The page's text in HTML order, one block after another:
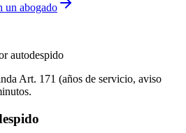
un abogado
autodespido
Art. 171 (años de servicio, aviso